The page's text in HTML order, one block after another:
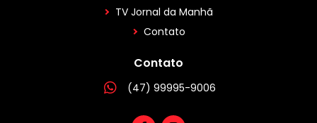
TV Jornal da Manhã
Contato
Contato
(47) 99995-9006